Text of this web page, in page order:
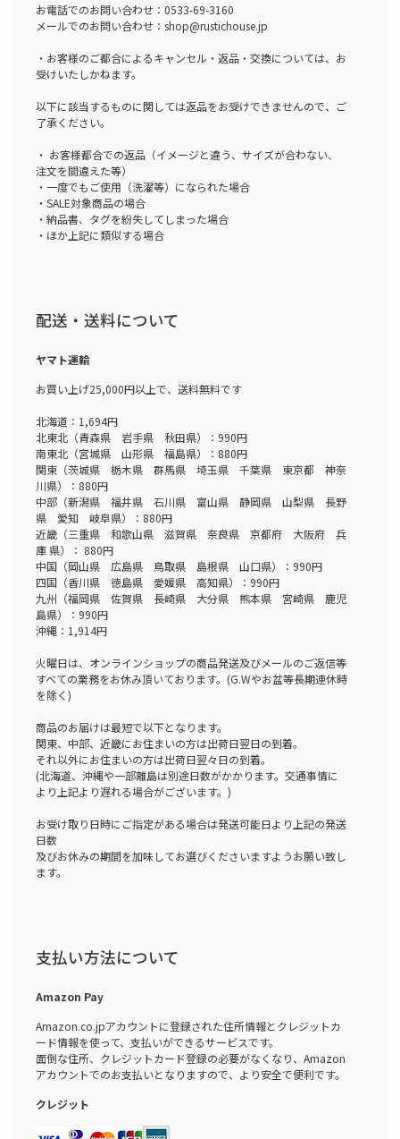
お電話でのお問い合わせ：0533-69-3160
メールでのお問い合わせ：shop@rustichouse.jp
・お客様のご都合によるキャンセル・返品・交換については、お
受けいたしかねます。
以下に該当するものに関しては返品をお受けできませんので、ご
了承ください。
・ お客様都合での返品（イメージと違う、サイズが合わない、
注文を間違えた等）
・一度でもご使用（洗濯等）になられた場合
・SALE対象商品の場合
・納品書、タグを紛失してしまった場合
・ほか上記に類似する場合
配送・送料について
ヤマト運輸
お買い上げ25,000円以上で、送料無料です
北海道：1,694円
北東北（青森県 岩手県 秋田県）：990円
南東北（宮城県 山形県 福島県）：880円
関東（茨城県 栃木県 群馬県 埼玉県 千葉県 東京都 神奈
川県）：880円
中部（新潟県 福井県 石川県 富山県 静岡県 山梨県 長野
県 愛知 岐阜県）：880円
近畿（三重県 和歌山県 滋賀県 奈良県 京都府 大阪府 兵
庫 県）： 880円
中国（岡山県 広島県 鳥取県 島根県 山口県）：990円
四国（香川県 徳島県 愛媛県 高知県）：990円
九州（福岡県 佐賀県 長崎県 大分県 熊本県 宮崎県 鹿児
島県）：990円
沖縄：1,914円
火曜日は、オンラインショップの商品発送及びメールのご返信等
すべての業務をお休み頂いております。(G.Wやお盆等長期連休時
を除く)
商品のお届けは最短で以下となります。
関東、中部、近畿にお住まいの方は出荷日翌日の到着。
それ以外にお住まいの方は出荷日翌々日の到着。
(北海道、沖縄や一部離島は別途日数がかかります。交通事情に
より上記より遅れる場合がございます。)
お受け取り日時にご指定がある場合は発送可能日より上記の発送
日数
及びお休みの期間を加味してお選びくださいますようお願い致し
ます。
支払い方法について
Amazon Pay
Amazon.co.jpアカウントに登録された住所情報とクレジットカ
ード情報を使って、支払いができるサービスです。
面倒な住所、クレジットカード登録の必要がなくなり、Amazon
アカウントでのお支払いとなりますので、より安全で便利です。
クレジット